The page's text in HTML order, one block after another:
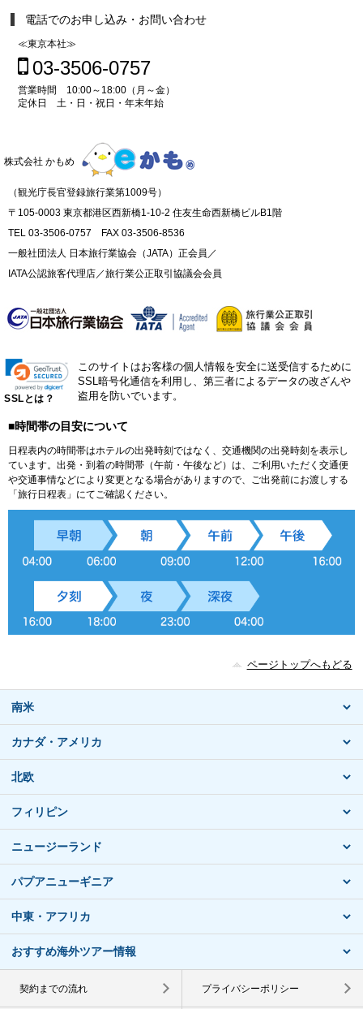
電話でのお申し込み・お問い合わせ
≪東京本社≫
03-3506-0757
営業時間 10:00～18:00（月～金）
定休日 土・日・祝日・年末年始
株式会社 かもめ
（観光庁長官登録旅行業第1009号）
〒105-0003 東京都港区西新橋1-10-2 住友生命西新橋ビルB1階
TEL 03-3506-0757 FAX 03-3506-8536
一般社団法人 日本旅行業協会（JATA）正会員／
IATA公認旅客代理店／旅行業公正取引協議会会員
SSLとは？
このサイトはお客様の個人情報を安全に送受信するために
SSL暗号化通信を利用し、第三者によるデータの改ざんや
盗用を防いでいます。
■時間帯の目安について
日程表内の時間帯はホテルの出発時刻ではなく、交通機関の出発時刻を表示し
ています。出発・到着の時間帯（午前・午後など）は、ご利用いただく交通便
や交通事情などにより変更となる場合がありますので、ご出発前にお渡しする
「旅行日程表」にてご確認ください。
ページトップへもどる
南米
カナダ・アメリカ
北欧
フィリピン
ニュージーランド
パプアニューギニア
中東・アフリカ
おすすめ海外ツアー情報
契約までの流れ プライバシーポリシー